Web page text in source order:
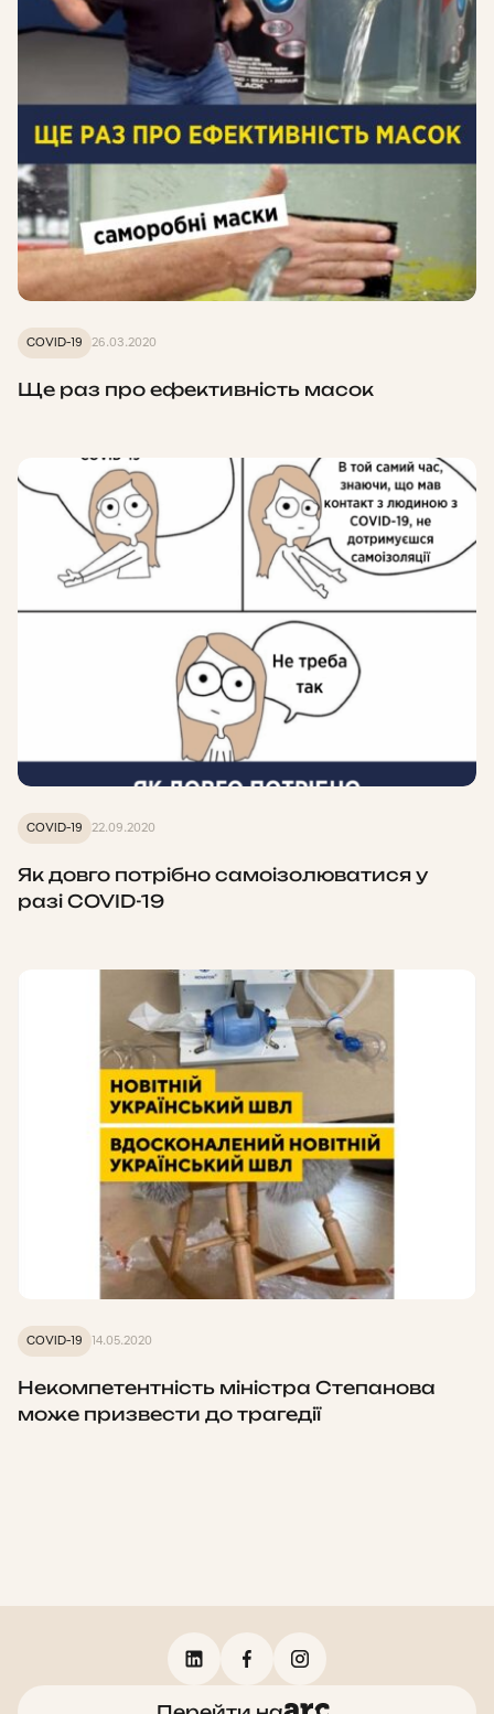
COVID-19 26.03.2020
Ще раз про ефективність масок
COVID-19 22.09.2020
Як довго потрібно самоізолюватися у
разі COVID-19
COVID-19 14.05.2020
Некомпетентність міністра Степанова
може призвести до трагедії